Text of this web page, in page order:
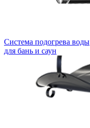
Система подогрева воды
для бань и саун